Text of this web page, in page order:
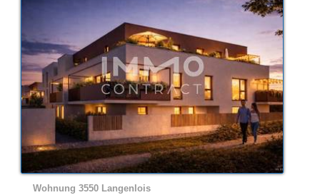
Wohnung 3550 Langenlois